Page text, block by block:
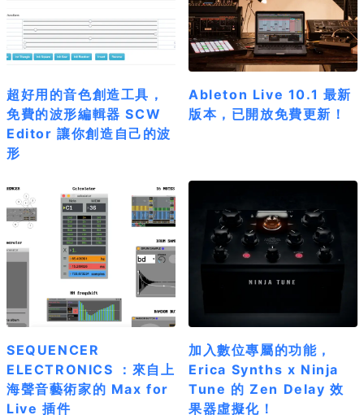
超好用的音色創造工具，
免費的波形編輯器 SCW
Editor 讓你創造自己的波
形
Ableton Live 10.1 最新
版本，已開放免費更新！
SEQUENCER
ELECTRONICS ：來自上
海聲音藝術家的 Max for
Live 插件
加入數位專屬的功能，
Erica Synths x Ninja
Tune 的 Zen Delay 效
果器虛擬化！